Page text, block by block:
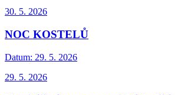
30. 5. 2026
NOC KOSTELŮ
Datum: 29. 5. 2026
29. 5. 2026